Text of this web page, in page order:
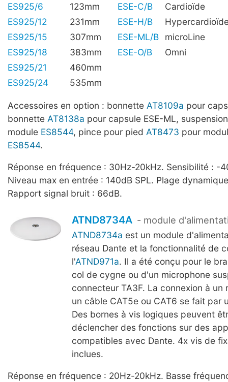
ES925/6
123mm ESE-C/B
Cardioïde
ES925/12
231mm ESE-H/B
ES925/15
307mm ESE-ML/B
microLine
ES925/18
383mm ESE-O/B
Omni
ES925/21
460mm
ES925/24
535mm
Accessoires en option : bonnette AT8109a pour
bonnette AT8138a pour capsule ESE-ML,
module ES8544, pince pour pied AT8473 pour
ES8544.
Réponse en fréquence : 30Hz-20kHz. Sensibilité : -
Niveau max en entrée : 140dB SPL. Plage
Rapport signal bruit : 66dB.
ATND8734A - module
ATND8734a est un module
réseau Dante et la fonctionnalité de
l'ATND971a. Il a été conçu pour le
col de cygne ou d'un microphone
connecteur TA3F. La connexion à un
un câble CAT5e ou CAT6 se fait par
Des bornes à vis logiques peuvent
déclencher des fonctions sur des
compatibles avec Dante. 4x vis de
inclues.
Réponse en fréquence : 20Hz-20kHz. Basse